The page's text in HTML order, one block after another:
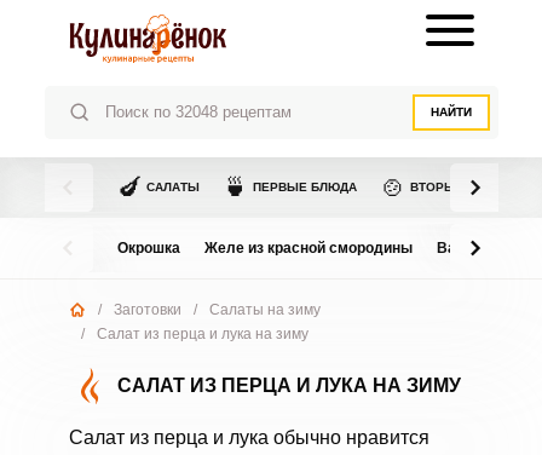
НАЙТИ
🍆 САЛАТЫ 🍵 ПЕРВЫЕ БЛЮДА 🍲 ВТОРЫЕ БЛЮДА
Окрошка Желе из красной смородины Варенье из
/ Заготовки /
Салаты на зиму
/
Салат из перца и лука на зиму
САЛАТ ИЗ ПЕРЦА И ЛУКА НА ЗИМУ
Салат из перца и лука обычно нравится